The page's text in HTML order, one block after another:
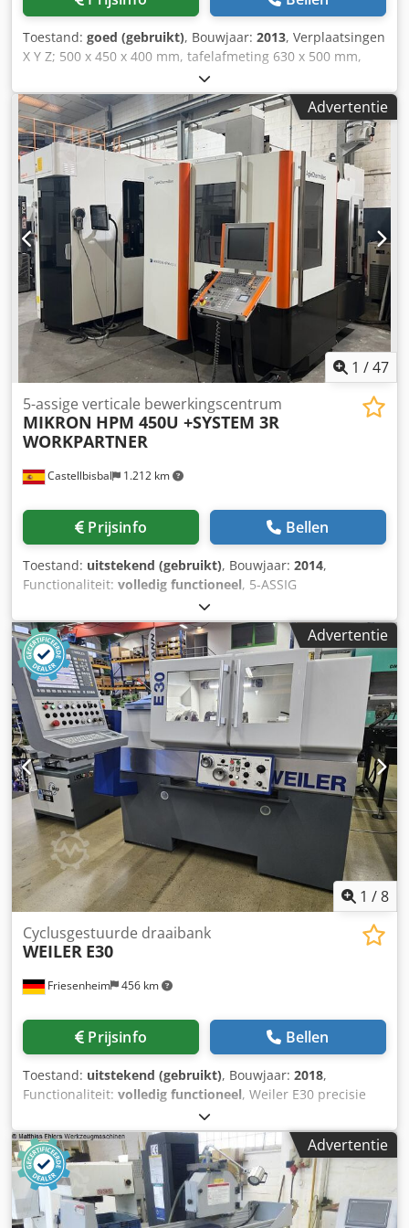
met vergrendeling). Digitale uitlezing van de zwenkhoeken
koelvloeistofinstallatie, aangebouwde schakelkast
(SIEMENS uitrusting). • Pneumatische
gereedschapspanning, diverse gereedschaphouders,
bedieningshandleidingen, CE-certificaat, etc. Conditie :
Goede tot zeer goede staat! Ideaal voor opleiding of
enkelstuksproductie! Klik hier voor een video van de
machine: Levering : vanuit voorraad, direct beschikbaar,
FCA Metzingen Betaling : netto – na ontvangst van de
factuur Altijd een grote selectie freesmachines op
voorraad – informeer naar uw behoefte!
Toestand: goed (gebruikt), Bouwjaar: 2013, Verplaatsingen
X Y Z; 500 x 450 x 400 mm, tafelafmeting 630 x 500 mm,
tafelbelasting 200 kg, B-as -5/+110 graden, C-as 360° (0,001
graden), spindelsnelheid 12.000 tpm, spindelopname Iso
40, 30-voudig gereedschapsmagazijn (ATC), Siemens 840D
besturing, spaanafvoer. Codpezicmpofx Ammjha
Advertentie
1 /47
Castellbisbal 1.212 km
5-assige verticale bewerkingscentrum
MIKRON HPM 450U +SYSTEM 3R
WORKPARTNER
Prijsinfo Bellen
Toestand: uitstekend (gebruikt), Bouwjaar: 2014,
Functionaliteit: volledig functioneel, 5-ASSIG
BEWERKINGSCENTRUM MIKRON HPM 450U +
WORKPARTNER SYSTEM 3R, 115 POSITIES, BOUWJAAR 2014
UITGERUST MET HEIDENHAIN TNC 530 ELEKTRONISCH
HANDWIEL VERPLAATSINGEN: X 600, Y 450, Z 450, B
+45º/-120º, C n x 360º SPIL: 20.000 tpm, 36 kW, HSK-A63
LINEAIRE SCHALEN OP X, Y, Z 120 VOUW
GEREEDSCHAPSWISSELAAR ROBOT SYSTEM 3R VOOR 115
PALETTEN GEREEDSCHAPSMEETPROBE
WERKSTUKMEETPROBE PAPIERFILTER SPILKOELGROEP
Chsdpfxjy Twa Uo Ammsa
Advertentie
1 /8
Friesenheim 456 km
Cyclusgestuurde draaibank
WEILER E30
Prijsinfo Bellen
Toestand: uitstekend (gebruikt), Bouwjaar: 2018,
Functionaliteit: volledig functioneel, Weiler E30 precisie
draaibank Cjdpsy Uzgbsfx Ammoha Fabrikant: Weiler Type:
E30 Bouwjaar: 2018 Toestand: gebruikt, onder stroom,
demonstratieklaar Inschakeluren: 8.500 uur
Leveringsomvang: - Documentatie - Machinevoeten -
Koelvloeistofinstallatie - Machinelamp - Driebeks
klauwplaat - 8-voudige gereedschaprevolver
Advertentie